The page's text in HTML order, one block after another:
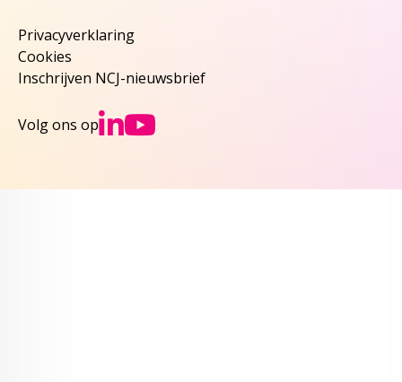
Privacyverklaring
Cookies
Inschrijven NCJ-nieuwsbrief
Volg ons op Ga naar NCJs